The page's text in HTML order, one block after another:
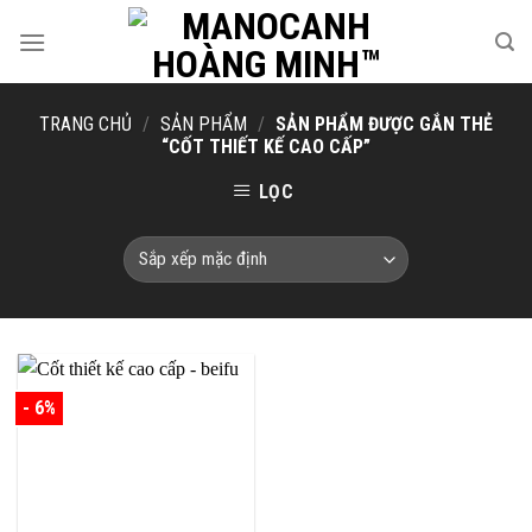
TRANG CHỦ / SẢN PHẨM / SẢN PHẨM ĐƯỢC GẮN THẺ
“CỐT THIẾT KẾ CAO CẤP”
LỌC
- 6%